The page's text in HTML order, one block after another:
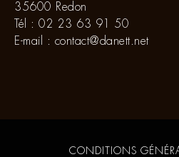
35600 Redon
Tél : 02 23 63 91 50
E-mail : contact@danett.net
CONDITIONS